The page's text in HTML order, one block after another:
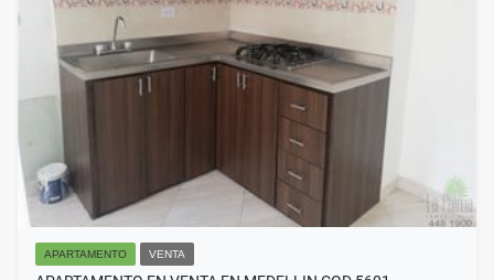
APARTAMENTO VENTA